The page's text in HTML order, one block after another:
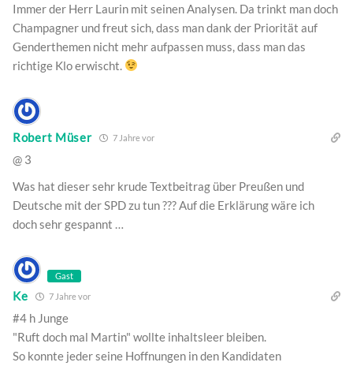
Immer der Herr Laurin mit seinen Analysen. Da trinkt man doch
Champagner und freut sich, dass man dank der Priorität auf
Genderthemen nicht mehr aufpassen muss, dass man das
richtige Klo erwischt.
Robert Müser 7 Jahre vor
@ 3
Was hat dieser sehr krude Textbeitrag über Preußen und
Deutsche mit der SPD zu tun ??? Auf die Erklärung wäre ich
doch sehr gespannt …
Gast
Ke 7 Jahre vor
#4 h Junge
"Ruft doch mal Martin" wollte inhaltsleer bleiben.
So konnte jeder seine Hoffnungen in den Kandidaten